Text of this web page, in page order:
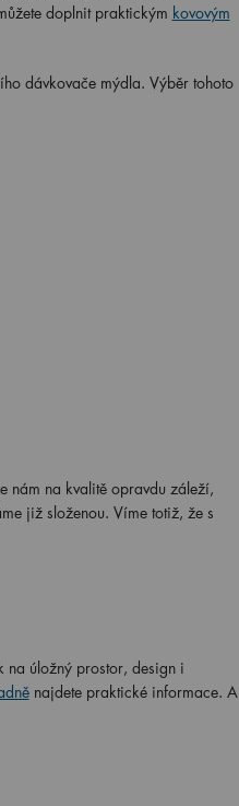
doplnit praktickým kovovým
dávkovače mýdla. Výběr tohoto
nám na kvalitě opravdu záleží,
již složenou. Víme totiž, že s
na úložný prostor, design i
najdete praktické informace. A